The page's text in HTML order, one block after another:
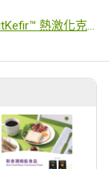
FitKefir™ 熱激化克菲爾乳酸菌